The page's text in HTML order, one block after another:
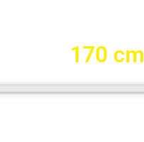
170 cm